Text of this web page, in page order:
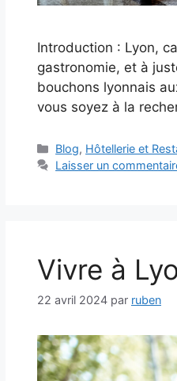
Introduction : Lyon,
gastronomie, et à
bouchons lyonnais
vous soyez à la
Catégories
Blog, Hôtellerie et
Laisser un
Vivre à
22 avril 2024 par ruben